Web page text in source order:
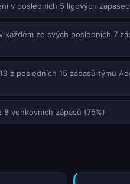
v posledních 5 ligových
každém ze svých posledních 7
z posledních 15 zápasů týmu
venkovních zápasů (75%)